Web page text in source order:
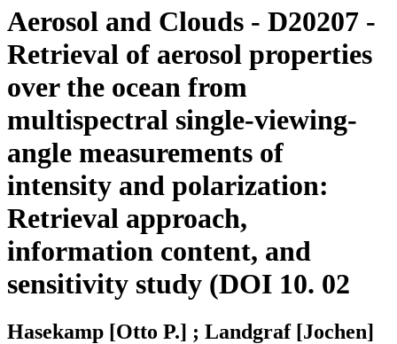
Aerosol and Clouds - D20207 -
Retrieval of aerosol properties
over the ocean from
multispectral single-viewing-
angle measurements of
intensity and polarization:
Retrieval approach,
information content, and
sensitivity study (DOI 10. 02
Hasekamp [Otto P.] ; Landgraf [Jochen]